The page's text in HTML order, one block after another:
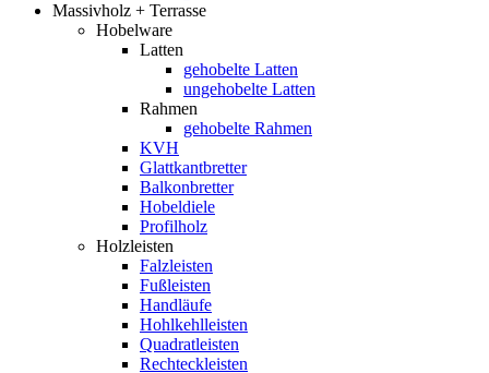
Massivholz + Terrasse
Hobelware
Latten
gehobelte Latten
ungehobelte Latten
Rahmen
gehobelte Rahmen
KVH
Glattkantbretter
Balkonbretter
Hobeldiele
Profilholz
Holzleisten
Falzleisten
Fußleisten
Handläufe
Hohlkehlleisten
Quadratleisten
Rechteckleisten